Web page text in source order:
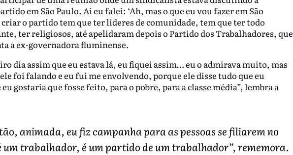
em São Paulo. Aí eu falei: ‘Ah, mas o que eu vou fazer em São
criar o partido tem que ter líderes de comunidade, tem que ter todo
ter religiosos, até apelidaram depois o Partido dos Trabalhadores, que
a ex-governadora fluminense.
dia assim que eu estava lá, eu fiquei assim… eu o admirava muito, mas
foi falando e eu fui me envolvendo, porque ele disse tudo que eu
gostaria que fosse feito, para o pobre, para a classe média”, lembra a
animada, eu fiz campanha para as pessoas se filiarem no
um trabalhador, é um partido de um trabalhador”, rememora.